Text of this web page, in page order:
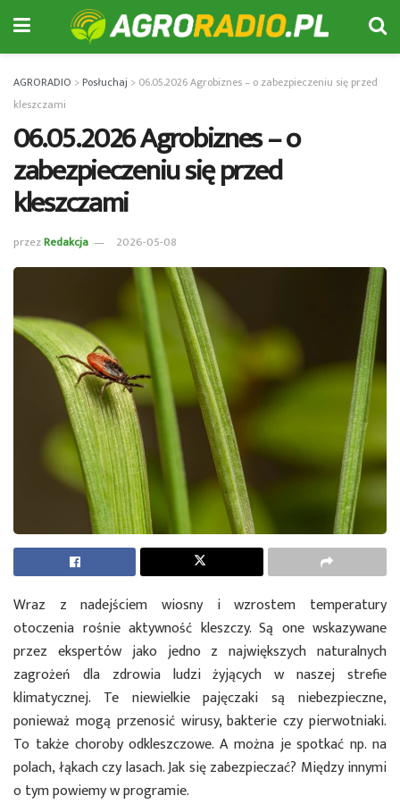
AGRORADIO >Posłuchaj > 06.05.2026 Agrobiznes – o zabezpieczeniu się przed
kleszczami
06.05.2026 Agrobiznes – o
zabezpieczeniu się przed
kleszczami
przezRedakcja 2026-05-08
Wraz z nadejściem wiosny i wzrostem temperatury
otoczenia rośnie aktywność kleszczy. Są one wskazywane
przez ekspertów jako jedno z największych naturalnych
zagrożeń dla zdrowia ludzi żyjących w naszej strefie
klimatycznej. Te niewielkie pajęczaki są niebezpieczne,
ponieważ mogą przenosić wirusy, bakterie czy pierwotniaki.
To także choroby odkleszczowe. A można je spotkać np. na
polach, łąkach czy lasach. Jak się zabezpieczać? Między innymi
o tym powiemy w programie.